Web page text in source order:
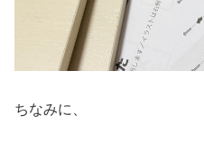
ちなみに、